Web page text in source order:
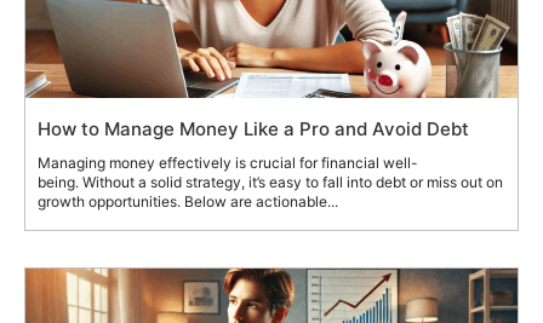
How to Manage Money Like a Pro and Avoid Debt
Managing money effectively is crucial for financial well-
being. Without a solid strategy, it’s easy to fall into debt or miss out on
growth opportunities. Below are actionable...